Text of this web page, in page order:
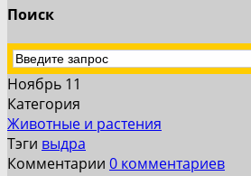
Поиск
Ноябрь 11
Категория
Животные и растения
Тэги выдра
Комментарии 0 комментариев